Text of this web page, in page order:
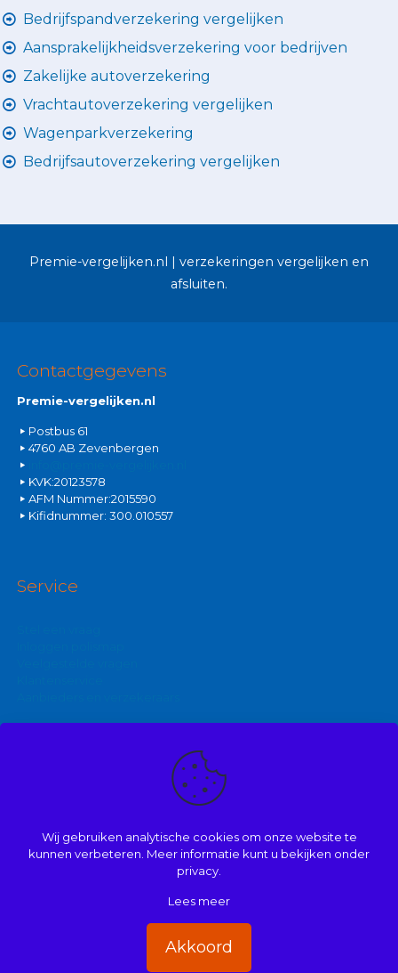
Bedrijfspandverzekering vergelijken
Aansprakelijkheidsverzekering voor bedrijven
Zakelijke autoverzekering
Vrachtautoverzekering vergelijken
Wagenparkverzekering
Bedrijfsautoverzekering vergelijken
Premie-vergelijken.nl | verzekeringen vergelijken en
afsluiten.
Contactgegevens
Premie-vergelijken.nl
Postbus 61
4760 AB Zevenbergen
KVK:20123578
AFM Nummer:2015590
Kifidnummer: 300.010557
Service
Vergelijk autoverzekering
Disclaimer Dienstenwijzer/ over ons
Beloningsbeleid
Wij gebruiken analytische cookies om onze website te
kunnen verbeteren. Meer informatie kunt u bekijken onder
privacy.
Lees meer
Akkoord